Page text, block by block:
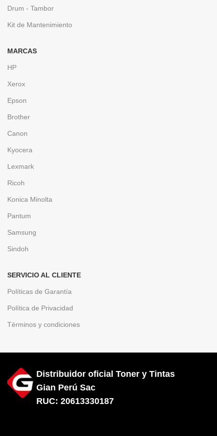
Drum - Tambor
Kit de Mantenimiento
MARCAS
HP
Xerox
Epson
Brother
Canon
Kyocera
Lexmark
Ricoh
Konica Minolta
Pantum
Samsung
Sindoh
SERVICIO AL CLIENTE
Políticas de Garantía
Política de Privacidad
Términos y condiciones
Distribuidor oficial Toner y Tintas
Gian Perú Sac
RUC: 20613330187